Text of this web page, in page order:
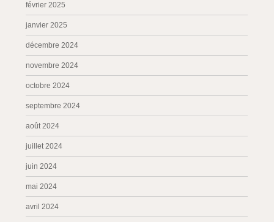
février 2025
janvier 2025
décembre 2024
novembre 2024
octobre 2024
septembre 2024
août 2024
juillet 2024
juin 2024
mai 2024
avril 2024